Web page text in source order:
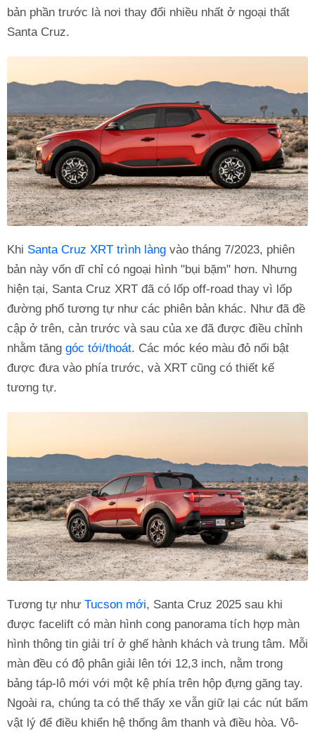
bản phần trước là nơi thay đổi nhiều nhất ở ngoại thất
Santa Cruz.
Khi Santa Cruz XRT trình làng vào tháng 7/2023, phiên
bản này vốn dĩ chỉ có ngoại hình "bụi bặm" hơn. Nhưng
hiện tại, Santa Cruz XRT đã có lốp off-road thay vì lốp
đường phố tương tự như các phiên bản khác. Như đã đề
cập ở trên, cản trước và sau của xe đã được điều chỉnh
nhằm tăng góc tới/thoát. Các móc kéo màu đỏ nổi bật
được đưa vào phía trước, và XRT cũng có thiết kế
tương tự.
Tương tự như Tucson mới, Santa Cruz 2025 sau khi
được facelift có màn hình cong panorama tích hợp màn
hình thông tin giải trí ở ghế hành khách và trung tâm. Mỗi
màn đều có độ phân giải lên tới 12,3 inch, nằm trong
bảng táp-lô mới với một kệ phía trên hộp đựng găng tay.
Ngoài ra, chúng ta có thể thấy xe vẫn giữ lại các nút bấm
vật lý để điều khiển hệ thống âm thanh và điều hòa. Vô-